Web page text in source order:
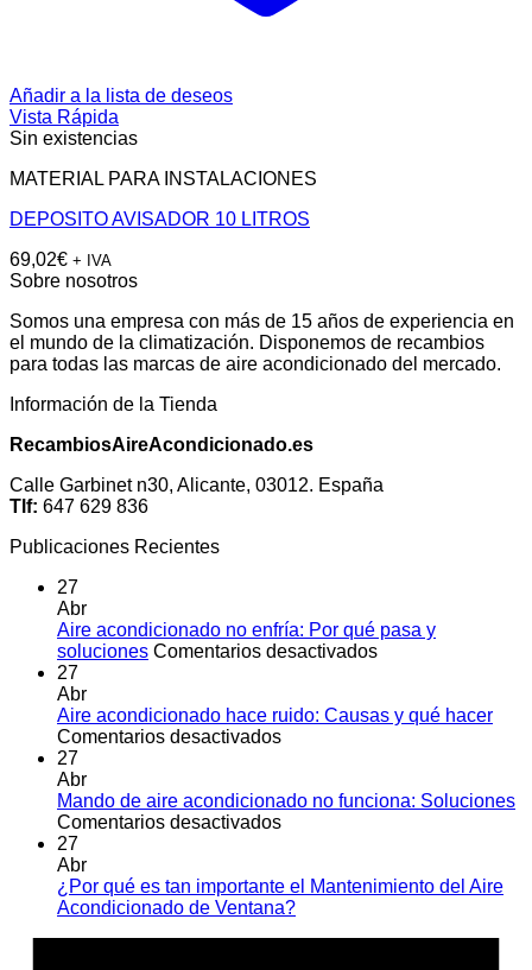
Añadir a la lista de deseos
Vista Rápida
Sin existencias
MATERIAL PARA INSTALACIONES
DEPOSITO AVISADOR 10 LITROS
69,02€ + IVA
Sobre nosotros
Somos una empresa con más de 15 años de experiencia en
el mundo de la climatización. Disponemos de recambios
para todas las marcas de aire acondicionado del mercado.
Información de la Tienda
RecambiosAireAcondicionado.es
Calle Garbinet n30, Alicante, 03012. España
Tlf: 647 629 836
Publicaciones Recientes
27
Abr
Aire acondicionado no enfría: Por qué pasa y
soluciones Comentarios desactivadosen
no
pasa
27
Abr
Aire acondicionado hace ruido: Causas y qué hacer
Comentarios desactivadosen
hace
ruido:
qué
hacer
27
Abr
Mando de aire acondicionado no funciona: Soluciones
Comentarios desactivadosen
aire
acondicionado
27
Abr
¿Por qué es tan importante el Mantenimiento del Aire
Acondicionado de Ventana?No